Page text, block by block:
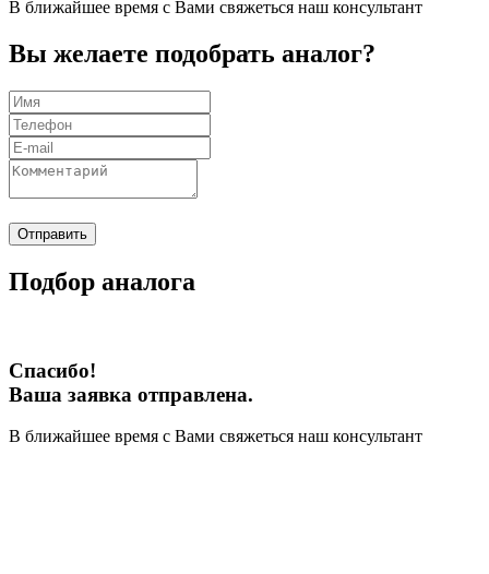
В ближайшее время с Вами свяжеться наш консультант
Вы желаете подобрать аналог?
Отправить
Подбор аналога
Спасибо!
Ваша заявка отправлена.
В ближайшее время с Вами свяжеться наш консультант